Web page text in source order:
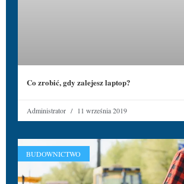
Co zrobić, gdy zalejesz laptop?
Administrator 11 września 2019
BUDOWNICTWO